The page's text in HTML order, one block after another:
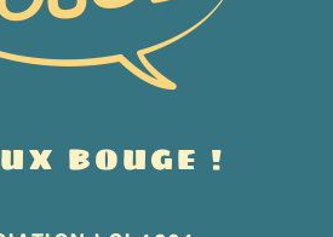
BOUGE !